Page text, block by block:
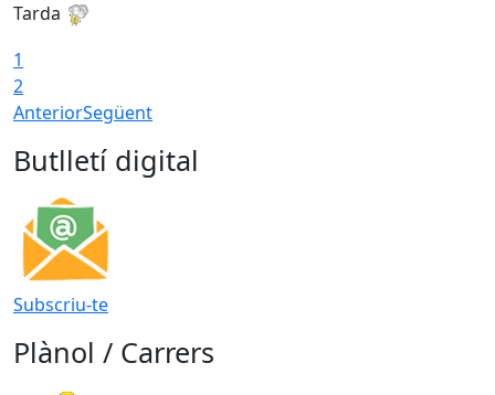
Tarda
1
2
AnteriorSegüent
Butlletí digital
Subscriu-te
Plànol / Carrers